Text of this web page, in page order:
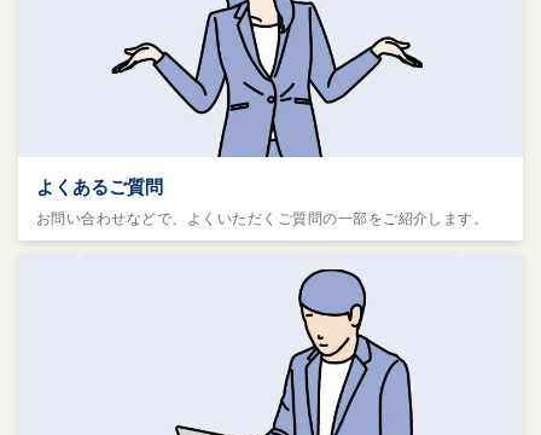
よくあるご質問
お問い合わせなどで、よくいただくご質問の一部をご紹介します。